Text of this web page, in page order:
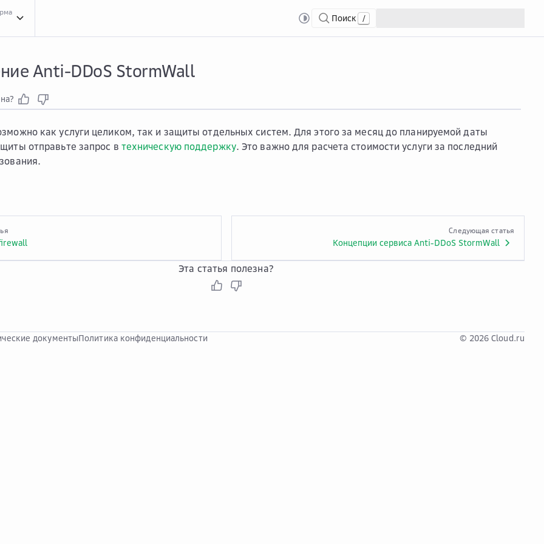
Поиск /
Anti-DDoS StormWall
как услуги целиком, так и защиты отдельных систем. Для этого за месяц до планируемой даты
отправьте запрос в техническую поддержку. Это важно для расчета стоимости услуги за последний
Следующая статья
Концепции сервиса Anti-DDoS StormWall
Эта статья полезна?
документыПолитика конфиденциальности © 2026 Cloud.ru